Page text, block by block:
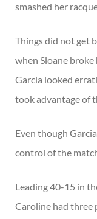
smashed her
Things did not get
when Sloane
Garcia looked
took advantage of
Even though
control of the
Leading 40-15 in
Caroline had three